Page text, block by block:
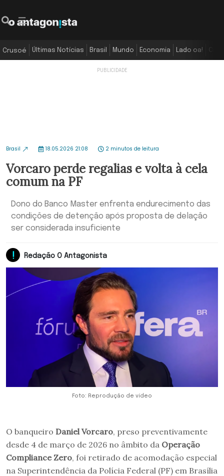
Crusoé Últimas Notícias Brasil Mundo Economia Lado oa!
Brasil 18.05.2026 21:08 2 minutos de leitura
Vorcaro perde regalias e volta à cela
comum na PF
Dono do Banco Master enfrenta endurecimento das
condições de detenção após proposta de delação
ser considerada insuficiente
Redação O Antagonista
Foto: Reprodução de vídeo
O banqueiro Daniel Vorcaro, preso preventivamente
desde 4 de março de 2026 no âmbito da Operação
Compliance Zero, foi retirado de acomodação especial
na Superintendência da Polícia Federal (PF) em Brasília